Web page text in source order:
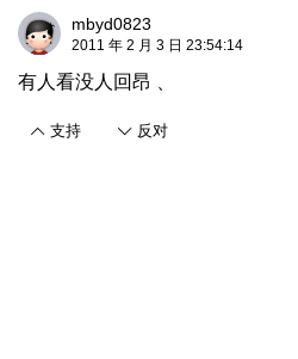
mbyd0823
2011 年 2 月 3 日 23:54:14
有人看没人回昂 、
支持 反对